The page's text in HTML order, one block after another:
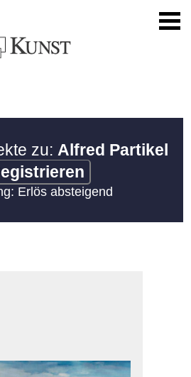
zu: Alfred Partikel
Erlös absteigend